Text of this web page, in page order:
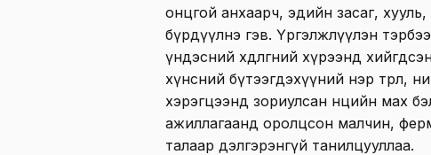
онцгой анхаарч, эдийн засаг,
бүрдүүлнэ гэв. Үргэлжлүүлэн
үндэсний хөдөлгөөний хүрээнд
хүнсний бүтээгдэхүүний нэр төрөл,
хэрэгцээнд зориулсан нөөцийн мах
ажиллагаанд оролцсон малчин,
талаар дэлгэрэнгүй танилцууллаа.